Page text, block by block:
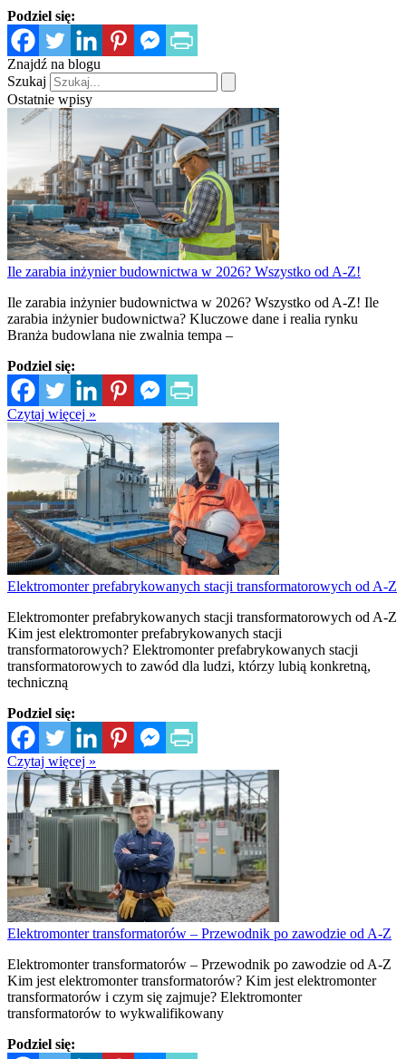
Podziel się:
Znajdź na blogu
Szukaj
Ostatnie wpisy
Ile zarabia inżynier budownictwa w 2026? Wszystko od A-Z!
Ile zarabia inżynier budownictwa w 2026? Wszystko od A-Z! Ile
zarabia inżynier budownictwa? Kluczowe dane i realia rynku
Branża budowlana nie zwalnia tempa –
Podziel się:
Czytaj więcej »
Elektromonter prefabrykowanych stacji transformatorowych od A-Z
Elektromonter prefabrykowanych stacji transformatorowych od A-Z
Kim jest elektromonter prefabrykowanych stacji
transformatorowych? Elektromonter prefabrykowanych stacji
transformatorowych to zawód dla ludzi, którzy lubią konkretną,
techniczną
Podziel się:
Czytaj więcej »
Elektromonter transformatorów – Przewodnik po zawodzie od A-Z
Elektromonter transformatorów – Przewodnik po zawodzie od A-Z
Kim jest elektromonter transformatorów? Kim jest elektromonter
transformatorów i czym się zajmuje? Elektromonter
transformatorów to wykwalifikowany
Podziel się: